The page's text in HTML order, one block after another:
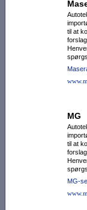
til at
MG
til at
MG-